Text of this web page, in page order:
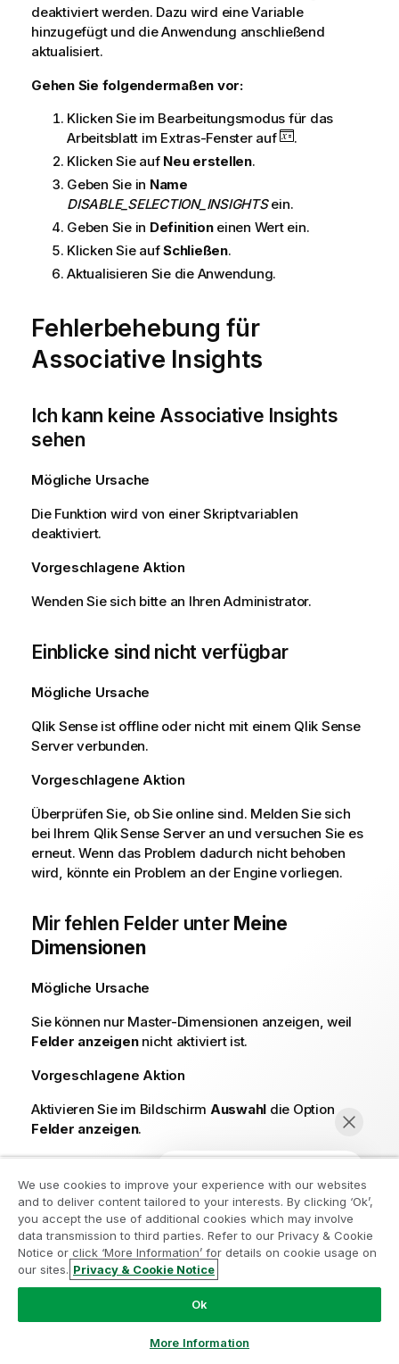
deaktiviert werden. Dazu wird eine Variable
hinzugefügt und die Anwendung anschließend
aktualisiert.
Gehen Sie folgendermaßen vor:
Klicken Sie im Bearbeitungsmodus für das
Arbeitsblatt im Extras-Fenster auf
.
Klicken Sie auf Neu erstellen.
Geben Sie in Name
DISABLE_SELECTION_INSIGHTSein.
Geben Sie in Definitioneinen Wert ein.
Klicken Sie aufSchließen.
Aktualisieren Sie die Anwendung.
Fehlerbehebung für
Associative Insights
Ich kann keine Associative Insights
sehen
Mögliche Ursache
Die Funktion wird von einer Skriptvariablen
deaktiviert.
Vorgeschlagene Aktion
Wenden Sie sich bitte an Ihren Administrator.
Einblicke sind nicht verfügbar
Mögliche Ursache
Qlik Senseist offline oder nicht mit einem Qlik Sense
Server verbunden.
Vorgeschlagene Aktion
Überprüfen Sie, ob Sie online sind. Melden Sie sich
bei Ihrem Qlik Sense Server an und versuchen Sie es
erneut. Wenn das Problem dadurch nicht behoben
wird, könnte ein Problem an der Engine vorliegen.
Mir fehlen Felder unter Meine
Dimensionen
Mögliche Ursache
Sie können nur Master-Dimensionen anzeigen, weil
Felder anzeigennicht aktiviert ist.
Vorgeschlagene Aktion
Aktivieren Sie im Bildschirm Auswahl die Option
Felder anzeigen.
Weitere Informationen
Das assoziative Auswahlmodell
Verwenden des Auswahlwerkzeugs
Untersuchen mit Auswahlen
We use cookies to improve your experience with our websites
and to deliver content tailored to your interests. By clicking ‘Ok’,
you accept the use of additional cookies which may involve
data transmission to third parties. Refer to our Privacy & Cookie
Notice or click ‘More Information’ for details on cookie usage on
our sites. Privacy & Cookie Notice
Ok
More Information